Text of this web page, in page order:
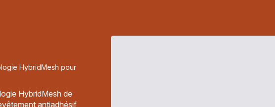
HybridMesh pour
HybridMesh de
antiadhésif